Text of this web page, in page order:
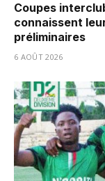
Coupes
connaissent
préliminaires
6 AOÛT 2026